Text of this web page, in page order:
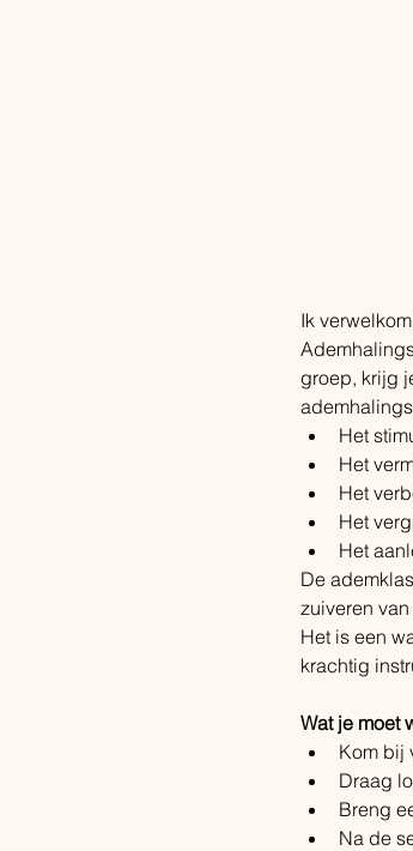
Ik
groep, krijg
​Het
Het
Het
Het
Het
De
zuiveren
Het is een
krachtig
Wat je moet
Kom bij
Draag
Breng
Na de